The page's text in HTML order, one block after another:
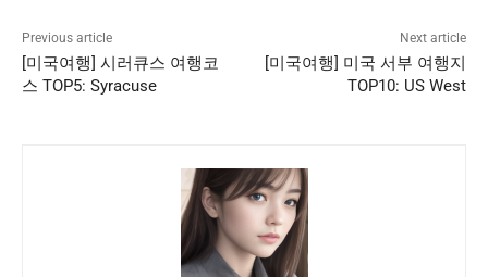
Previous article
[미국여행] 시러큐스 여행코
스 TOP5: Syracuse
Next article
[미국여행] 미국 서부 여행지
TOP10: US West